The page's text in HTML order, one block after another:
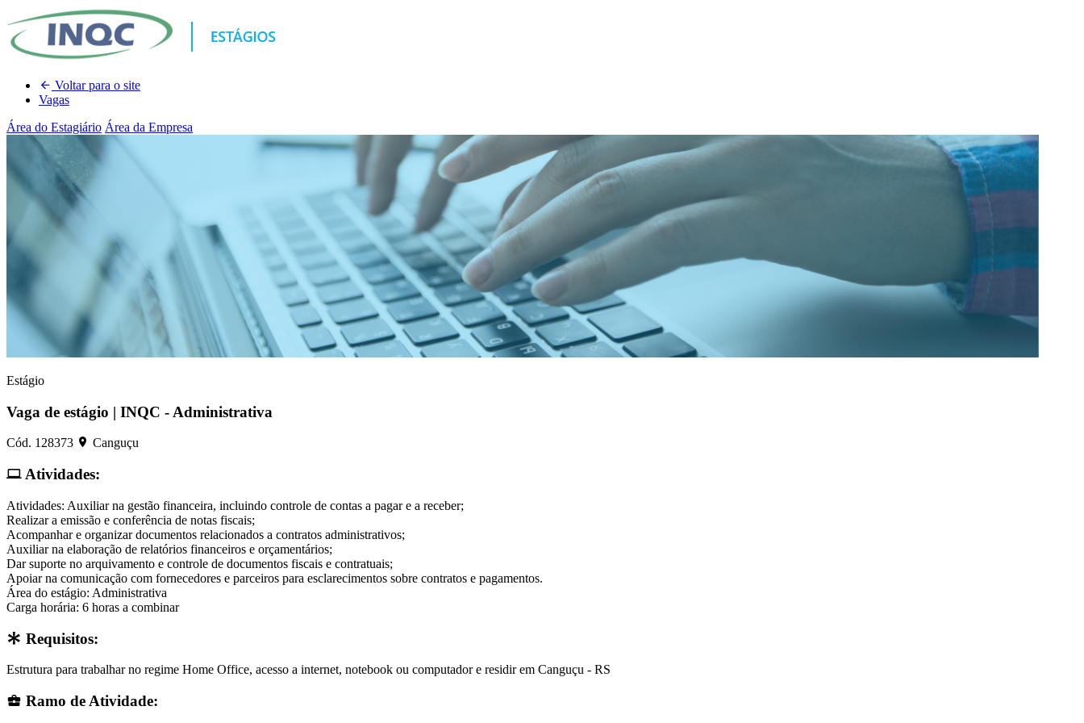
Voltar para o site
Vagas
Área do Estagiário Área da Empresa
Estágio
Vaga de estágio | INQC - Administrativa
Cód. 128373 Canguçu
Atividades:
Atividades: Auxiliar na gestão financeira, incluindo controle de contas a pagar e a receber;
Realizar a emissão e conferência de notas fiscais;
Acompanhar e organizar documentos relacionados a contratos administrativos;
Auxiliar na elaboração de relatórios financeiros e orçamentários;
Dar suporte no arquivamento e controle de documentos fiscais e contratuais;
Apoiar na comunicação com fornecedores e parceiros para esclarecimentos sobre contratos e pagamentos.
Área do estágio: Administrativa
Carga horária: 6 horas a combinar
Requisitos:
Estrutura para trabalhar no regime Home Office, acesso a internet, notebook ou computador e residir em Canguçu - RS
Ramo de Atividade: